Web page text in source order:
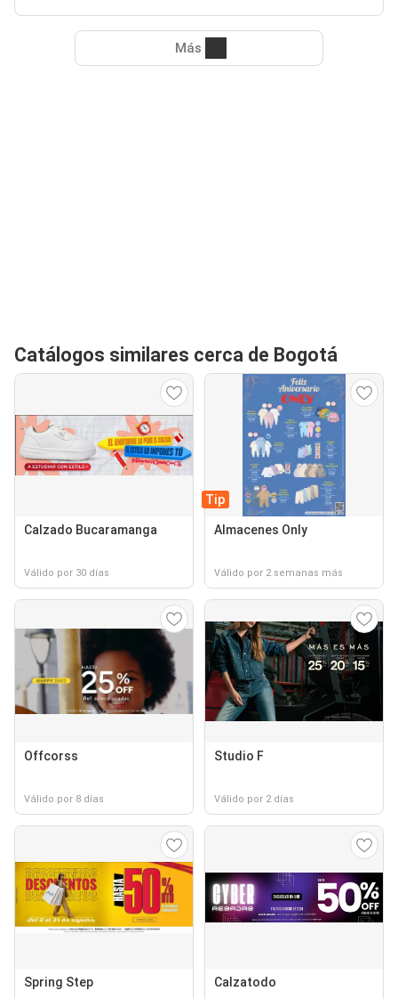
Más
Catálogos similares cerca de Bogotá
Calzado Bucaramanga
Válido por 30 días
Tip
Almacenes Only
Válido por 2 semanas más
Offcorss
Válido por 8 días
Studio F
Válido por 2 días
Spring Step Calzatodo